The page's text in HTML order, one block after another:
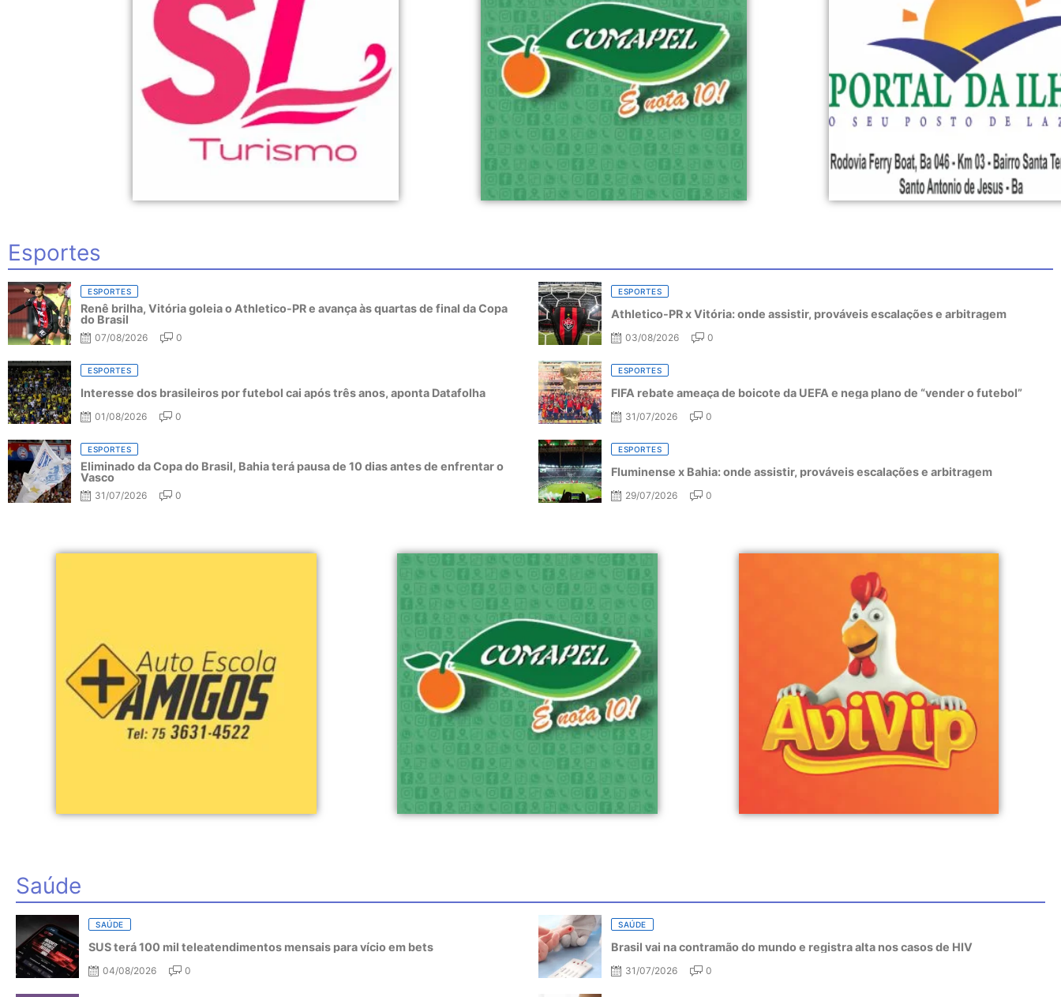
Esportes
ESPORTES
Renê brilha, Vitória goleia o Athletico-PR e avança às quartas de final da Copa
do Brasil
07/08/2026 0
ESPORTES
Athletico-PR x Vitória: onde assistir, prováveis escalações e arbitragem
03/08/2026 0
ESPORTES
Interesse dos brasileiros por futebol cai após três anos, aponta Datafolha
01/08/2026 0
ESPORTES
FIFA rebate ameaça de boicote da UEFA e nega plano de “vender o futebol”
31/07/2026 0
ESPORTES
Eliminado da Copa do Brasil, Bahia terá pausa de 10 dias antes de enfrentar o
Vasco
31/07/2026 0
ESPORTES
Fluminense x Bahia: onde assistir, prováveis escalações e arbitragem
29/07/2026 0
Saúde
SAÚDE
SUS terá 100 mil teleatendimentos mensais para vício em bets
04/08/2026 0
SAÚDE
Brasil vai na contramão do mundo e registra alta nos casos de HIV
31/07/2026 0